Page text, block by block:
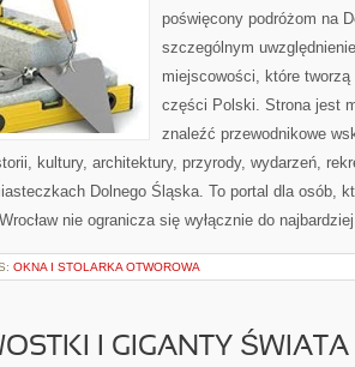
poświęcony podróżom na
szczególnym
miejscowości, które
części Polski. Strona jest
znaleźć przewodnikowe
kultury, architektury, przyrody, wydarzeń,
Dolnego Śląska. To portal dla osób,
nie ogranicza się wyłącznie do
OKNA I STOLARKA OTWOROWA
I GIGANTY ŚWIATA